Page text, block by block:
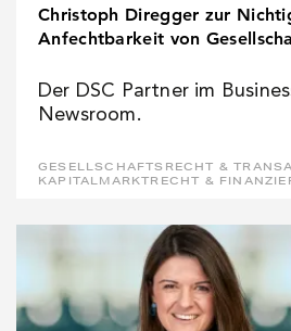
Christoph Diregger zur
Anfechtbarkeit von
Der DSC Partner im
Newsroom.
GESELLSCHAFTSRECHT &
KAPITALMARKTRECHT &